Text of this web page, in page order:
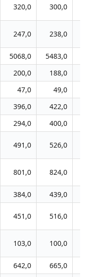
320,0 300,0
247,0 238,0
5068,0 5483,0
200,0 188,0
47,0 49,0
396,0 422,0
294,0 400,0
491,0 526,0
801,0 824,0
384,0 439,0
451,0 516,0
103,0 100,0
642,0 665,0